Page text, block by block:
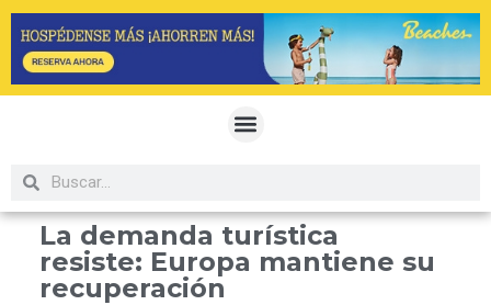
La demanda turística
resiste: Europa mantiene su
recuperación